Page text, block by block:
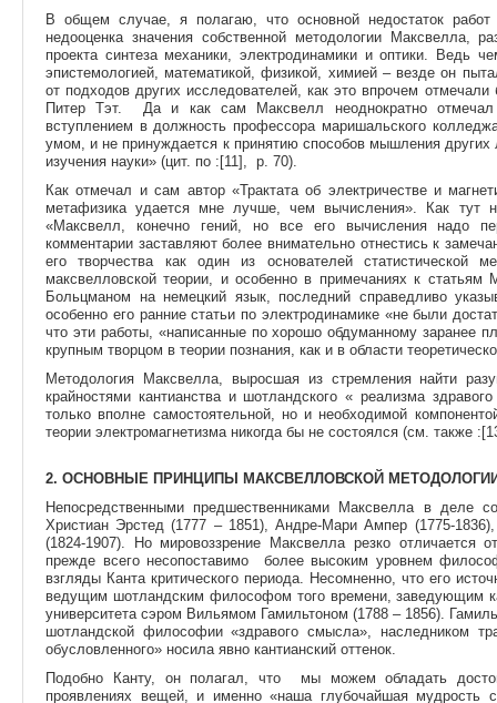
В общем случае, я полагаю, что основной недостаток
недооценка значения собственной методологии Максвелла,
проекта синтеза механики, электродинамики и оптики. Ведь
эпистемологией, математикой, физикой, химией – везде он
от подходов других исследователей, как это впрочем
Питер Тэт.
Да и как сам Максвелл неоднократно
вступлением в должность профессора маришальского
умом, и не принуждается к принятию способов мышления
изучения науки» (цит. по :[11], p. 70).
Как отмечал и сам автор «Трактата об электричестве и
метафизика удается мне лучше, чем вычисления». Как тут
«Максвелл, конечно гений, но все его вычисления надо
комментарии заставляют более внимательно отнестись к
его творчества как один из основателей
максвелловской теории, и особенно в примечаниях к статьям
Больцманом на немецкий язык, последний справедливо
особенно его ранние статьи по электродинамике «не были
что эти работы, «написанные по хорошо обдуманному заранее
крупным творцом в теории познания, как и в области
Методология Максвелла, выросшая из стремления найти
крайностями кантианства и шотландского « реализма
только вполне самостоятельной, но и необходимой
теории электромагнетизма никогда бы не состоялся (см. также
2. ОСНОВНЫЕ ПРИНЦИПЫ МАКСВЕЛЛОВСКОЙ
Непосредственными предшественниками Максвелла в деле
Христиан Эрстед (1777 – 1851), Андре-Мари Ампер (1775-
(1824-1907). Но мировоззрение Максвелла резко отличается
прежде всего несопоставимо более высоким уровнем
взгляды Канта критического периода. Несомненно, что его
ведущим шотландским философом того времени, заведующим
университета сэром Вильямом Гамильтоном (1788 – 1856).
шотландской философии «здравого смысла», наследником
обусловленного» носила явно кантианский оттенок.
Подобно Канту, он полагал, что мы можем обладать
проявлениях вещей, и именно «наша глубочайшая мудрость